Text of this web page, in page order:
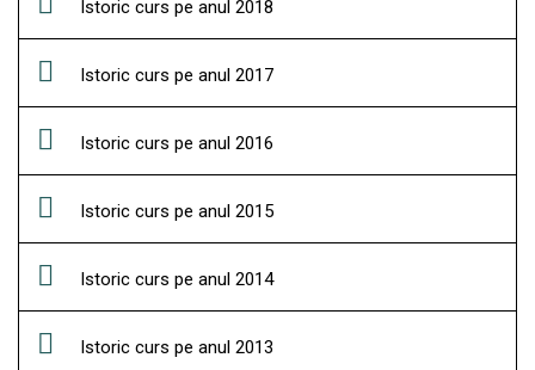
Istoric curs pe anul 2018
Istoric curs pe anul 2017
Istoric curs pe anul 2016
Istoric curs pe anul 2015
Istoric curs pe anul 2014
Istoric curs pe anul 2013